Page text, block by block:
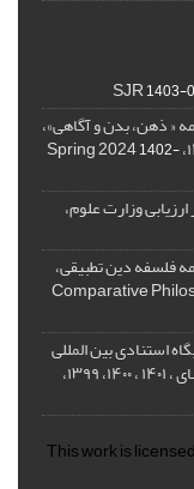
1403-
« ذهن، بدن و آگاهی»،
1402-
وزارت علوم،
فلسفه دین تطبیقی،
استنادی بین المللی
اسکوپوس ( SCOPUS) و کسب رتبه الف در سالهای ، ۱۴۰۱ ، ۱۴۰۰، ۱۳۹۹،
This work is